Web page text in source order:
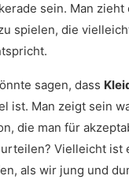
sein. Man zieht
spielen, die
sagen, dass
ist. Man zeigt sein
die man für
Vielleicht ist
als wir jung und